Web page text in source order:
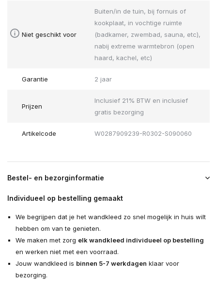
Niet geschikt voor
Buiten/in de tuin, bij fornuis of
kookplaat, in vochtige ruimte
(badkamer, zwembad, sauna, etc),
nabij extreme warmtebron (open
haard, kachel, etc)
Garantie 2 jaar
Prijzen
Inclusief 21% BTW en inclusief
gratis bezorging
Artikelcode W0287909239-R0302-S090060
Bestel- en bezorginformatie
Individueel op bestelling gemaakt
We begrijpen dat je het wandkleed zo snel mogelijk in huis wilt
hebben om van te genieten.
We maken met zorg elk wandkleed individueel op bestelling
en werken niet met een voorraad.
Jouw wandkleed is binnen 5-7 werkdagen klaar voor
bezorging.